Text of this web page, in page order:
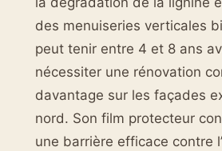
des menuiseries verticales
peut tenir entre 4 et 8 ans
nécessiter une rénovation
davantage sur les façades
nord. Son film protecteur
une barrière efficace contre